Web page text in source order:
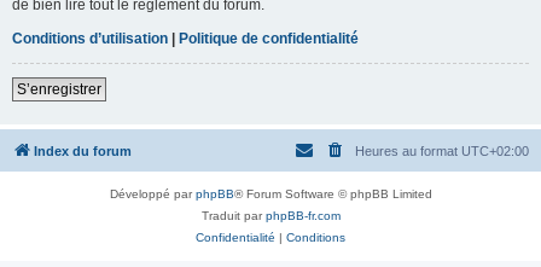
de bien lire tout le règlement du forum.
Conditions d’utilisation | Politique de confidentialité
S’enregistrer
Index du forum Heures au format UTC+02:00
Développé parphpBB® Forum Software © phpBB Limited
Traduit parphpBB-fr.com
Confidentialité | Conditions